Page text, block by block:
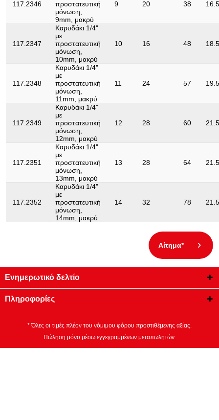
117.2346
προστατευτική
μόνωση,
9mm, μακρύ
9 20 38 16.5
117.2347
Καρυδάκι 1/4"
με
προστατευτική
μόνωση,
10mm, μακρύ
10 16 48 18.5
117.2348
Καρυδάκι 1/4"
με
προστατευτική
μόνωση,
11mm, μακρύ
11 24 57 19.5
117.2349
Καρυδάκι 1/4"
με
προστατευτική
μόνωση,
12mm, μακρύ
12 28 60 21.5
117.2351
Καρυδάκι 1/4"
με
προστατευτική
μόνωση,
13mm, μακρύ
13 28 64 21.5
117.2352
Καρυδάκι 1/4"
με
προστατευτική
μόνωση,
14mm, μακρύ
14 32 78 21.5
Αίτημα*
Ενημερωτικό δελτίο
Πληροφορίες
* Όλες οι τιμές πλέον του νόμιμου φόρου προστιθέμενης αξίας.
Πώληση μόνο μέσω εγγεγραμμένων μεταπωλητών.